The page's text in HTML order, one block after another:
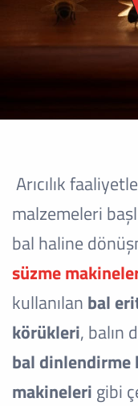
Arıcılık
malzemeleri
bal haline
süzme
kullanılan bal
körükleri, balın
bal dinlendirme
makineleri gibi